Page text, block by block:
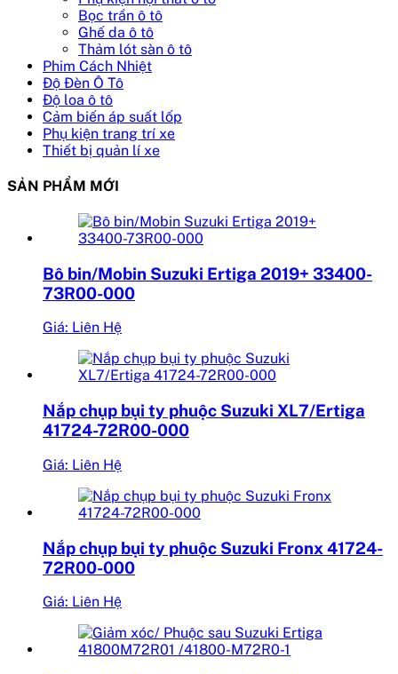
Bọc trần ô tô
Ghế da ô tô
Thảm lót sàn ô tô
Phim Cách Nhiệt
Độ Đèn Ô Tô
Độ loa ô tô
Cảm biến áp suất lốp
Phụ kiện trang trí xe
Thiết bị quản lí xe
SẢN PHẨM MỚI
Bô bin/Mobin Suzuki Ertiga 2019+ 33400-
73R00-000
Giá: Liên Hệ
Nắp chụp bụi ty phuộc Suzuki XL7/Ertiga
41724-72R00-000
Giá: Liên Hệ
Nắp chụp bụi ty phuộc Suzuki Fronx 41724-
72R00-000
Giá: Liên Hệ